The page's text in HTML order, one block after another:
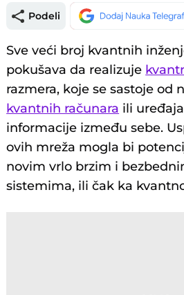
Podeli
Sve veći broj kvantnih
pokušava da realizuje
razmera, koje se sastoje od
kvantnih računara ili
informacije između sebe.
ovih mreža mogla bi
novim vrlo brzim i
sistemima, ili čak ka